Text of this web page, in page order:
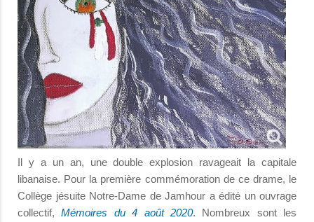
Il y a un an, une double explosion ravageait la capitale
libanaise. Pour la première commémoration de ce drame, le
Collège jésuite Notre-Dame de Jamhour a édité un ouvrage
collectif,Mémoires du 4 août 2020. Nombreux sont les